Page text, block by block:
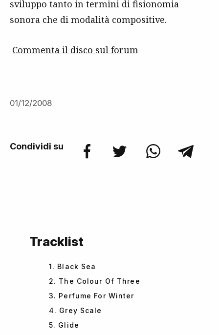
sviluppo tanto in termini di fisionomia
sonora che di modalità compositive.
Commenta il disco sul forum
01/12/2008
Condividi su
Tracklist
1. Black Sea
2. The Colour Of Three
3. Perfume For Winter
4. Grey Scale
5. Glide